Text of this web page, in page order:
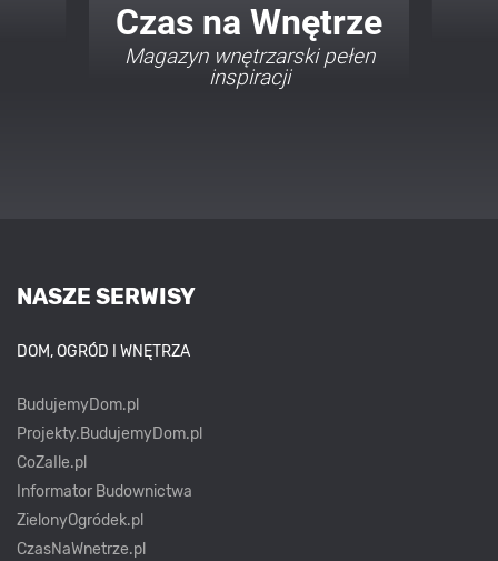
Twój Dom Twój Styl
Porady i inspiracje w
najmodniejszych stylach
NASZE SERWISY
DOM, OGRÓD I WNĘTRZA
BudujemyDom.pl
Projekty.BudujemyDom.pl
CoZaIle.pl
Informator Budownictwa
ZielonyOgródek.pl
CzasNaWnetrze.pl